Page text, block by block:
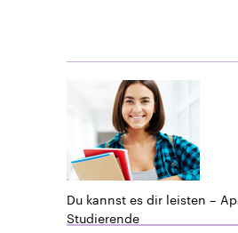
Du kannst es dir leisten –
Studierende